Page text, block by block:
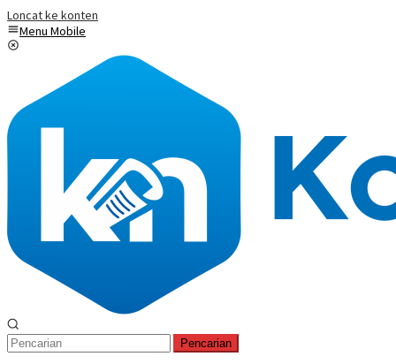
Loncat ke konten
Menu Mobile
Pencarian